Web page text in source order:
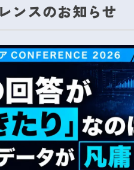
ンスのお知らせ